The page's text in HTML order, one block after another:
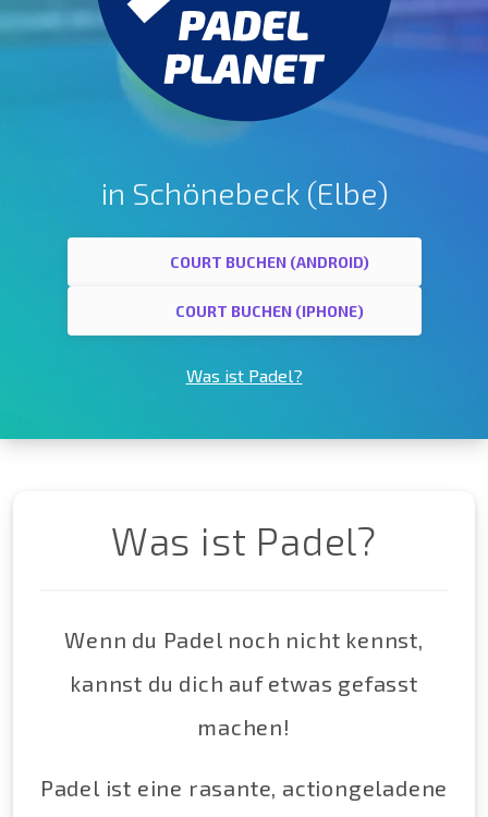
in Schönebeck (Elbe)
COURT BUCHEN (ANDROID)
COURT BUCHEN (IPHONE)
Was ist Padel?
Was ist Padel?
Wenn du Padel noch nicht kennst,
kannst du dich auf etwas gefasst
machen!
Padel ist eine rasante, actiongeladene